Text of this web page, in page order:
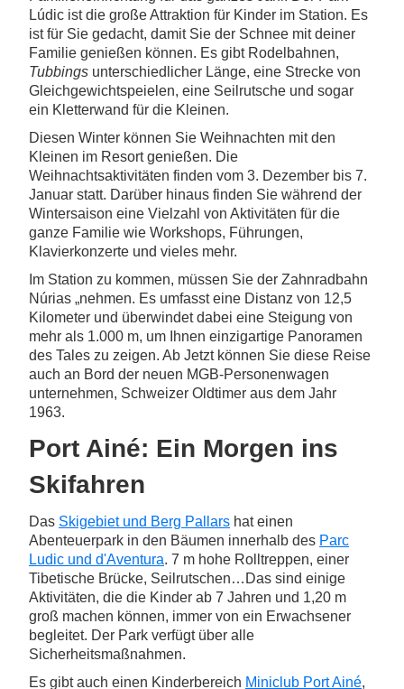
Lúdic ist die große Attraktion für Kinder im Station. Es
ist für Sie gedacht, damit Sie der Schnee mit deiner
Familie genießen können. Es gibt Rodelbahnen,
Tubbings unterschiedlicher Länge, eine Strecke von
Gleichgewichtspeielen, eine Seilrutsche und sogar
ein Kletterwand für die Kleinen.
Diesen Winter können Sie Weihnachten mit den
Kleinen im Resort genießen. Die
Weihnachtsaktivitäten finden vom 3. Dezember bis 7.
Januar statt. Darüber hinaus finden Sie während der
Wintersaison eine Vielzahl von Aktivitäten für die
ganze Familie wie Workshops, Führungen,
Klavierkonzerte und vieles mehr.
Im Station zu kommen, müssen Sie der Zahnradbahn
Núrias „nehmen. Es umfasst eine Distanz von 12,5
Kilometer und überwindet dabei eine Steigung von
mehr als 1.000 m, um Ihnen einzigartige Panoramen
des Tales zu zeigen. Ab Jetzt können Sie diese Reise
auch an Bord der neuen MGB-Personenwagen
unternehmen, Schweizer Oldtimer aus dem Jahr
1963.
Port Ainé: Ein Morgen ins
Skifahren
Das Skigebiet und Berg Pallars hat einen
Abenteuerpark in den Bäumen innerhalb des Parc
Ludic und d'Aventura. 7 m hohe Rolltreppen, einer
Tibetische Brücke, Seilrutschen…Das sind einige
Aktivitäten, die die Kinder ab 7 Jahren und 1,20 m
groß machen können, immer von ein Erwachsener
begleitet. Der Park verfügt über alle
Sicherheitsmaßnahmen.
Es gibt auch einen Kinderbereich Miniclub Port Ainé,